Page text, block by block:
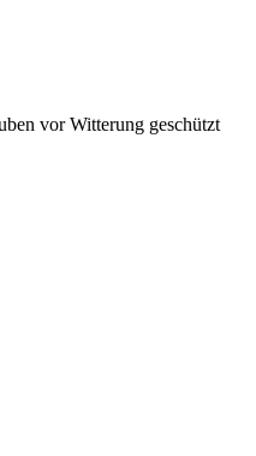
vor Witterung geschützt